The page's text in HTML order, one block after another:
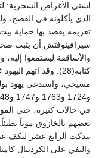
لشتى الأغراض السحرية:
الذي يأكلونه في
تعزيمه يقصد بها حماية
سيرافينوفتش أن يثبت
والأساقفة ليستمعوا
كتابه(28). وقد اتهم
في حالات كثيرة، حتى
بندكت الرابع عشر ليكف
والنفي على الكردينال